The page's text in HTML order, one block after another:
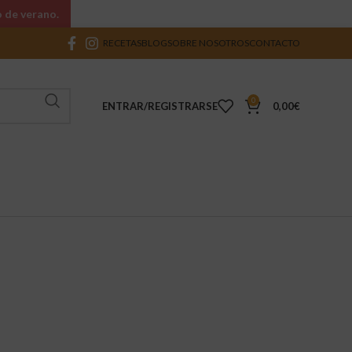
RECETASBLOGSOBRE NOSOTROSCONTACTO
ENTRAR/REGISTRARSE 0 0,00€
verano.